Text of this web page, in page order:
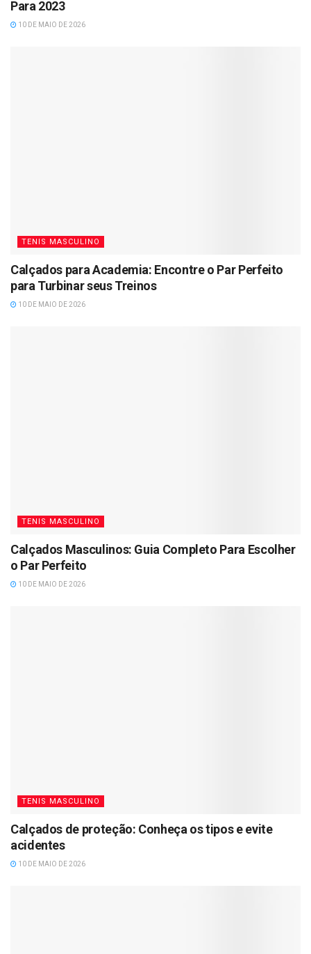
Para 2023
10 DE MAIO DE 2026
TENIS MASCULINO
Calçados para Academia: Encontre o Par Perfeito
para Turbinar seus Treinos
10 DE MAIO DE 2026
TENIS MASCULINO
Calçados Masculinos: Guia Completo Para Escolher
o Par Perfeito
10 DE MAIO DE 2026
TENIS MASCULINO
Calçados de proteção: Conheça os tipos e evite
acidentes
10 DE MAIO DE 2026